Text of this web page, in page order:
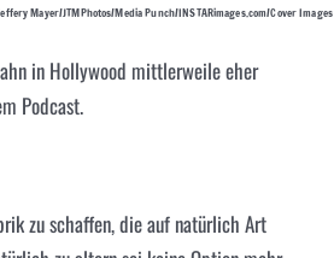
Mayer/JTMPhotos/Media Punch/INSTARimages.com/Cover Images
in Hollywood mittlerweile eher
Podcast.
zu schaffen, die auf natürlich Art